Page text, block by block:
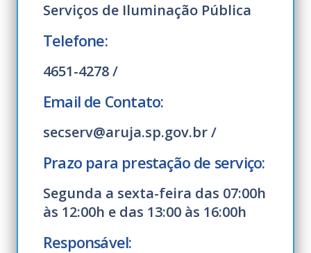
Serviços de Iluminação Pública
Telefone:
4651-4278 /
Email de Contato:
secserv@aruja.sp.gov.br /
Prazo para prestação de serviço:
Segunda a sexta-feira das 07:00h
às 12:00h e das 13:00 às 16:00h
Responsável: